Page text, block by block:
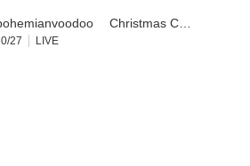
Christmas C…
27 LIVE